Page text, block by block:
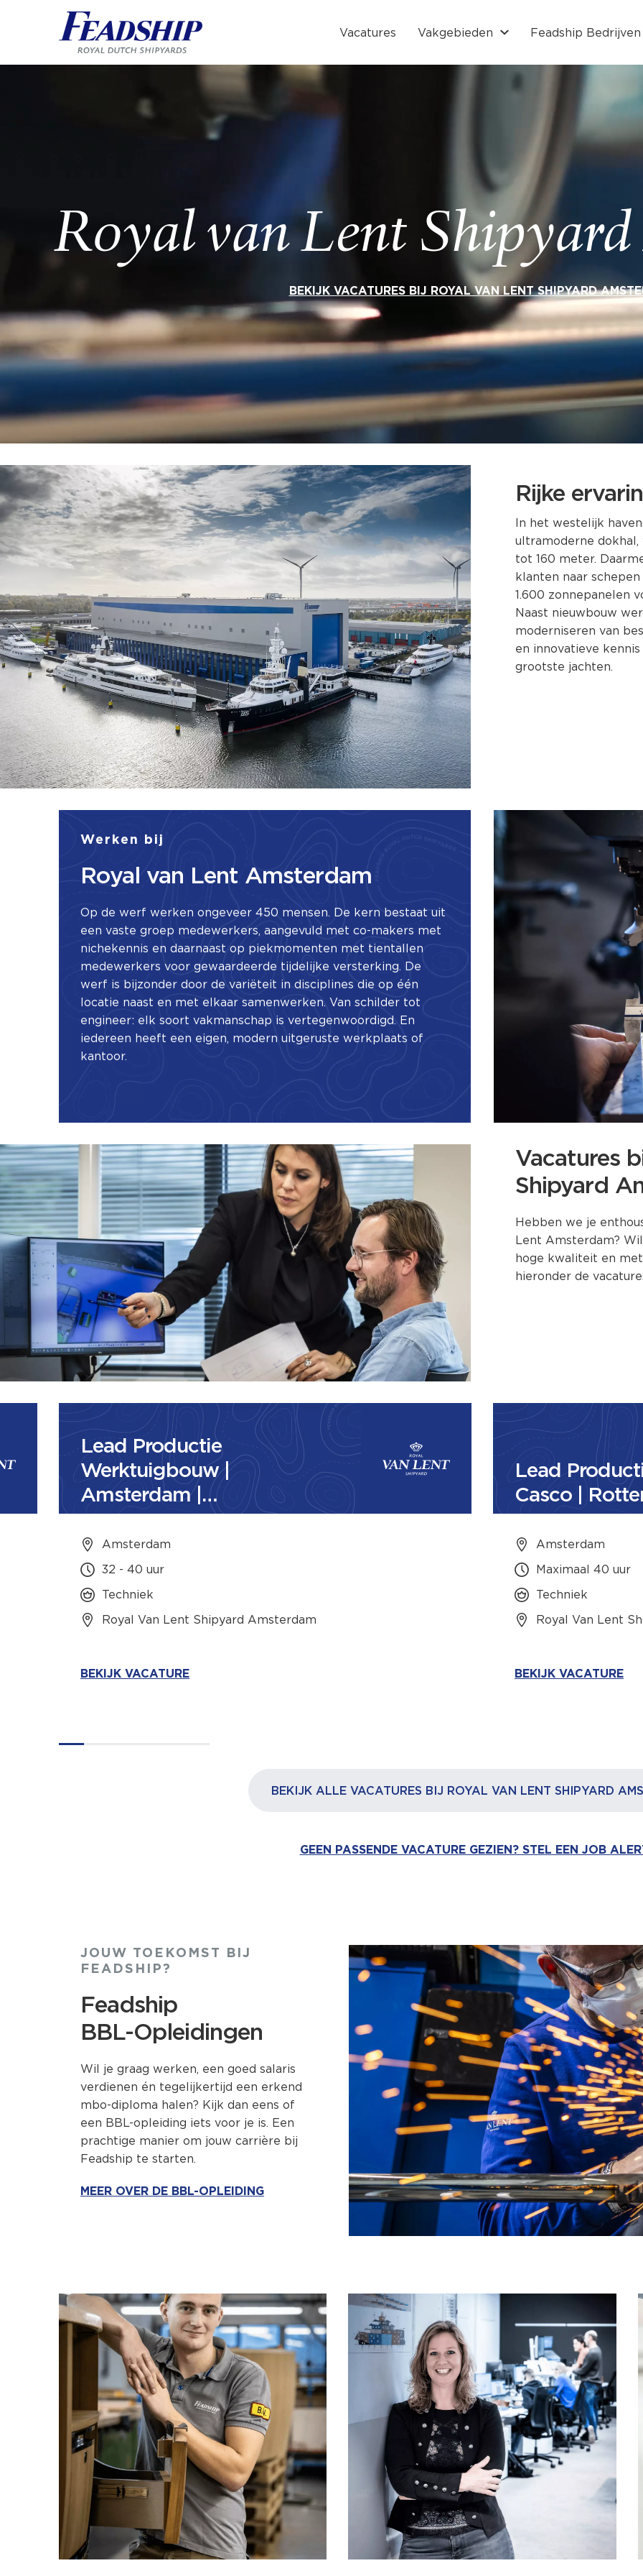
Vacatures Vakgebieden Feadship Bedrijven
Royal van Lent
BEKIJK VACATURES BIJ ROYAL VAN LENT SHIPYARD
Rijke
In het westelijk
ultramoderne
tot 160 meter.
klanten naar
1.600 zonnepanelen
Naast nieuwbouw
moderniseren van
en innovatieve
grootste jachten.
Werken bij
Royal van Lent Amsterdam
Op de werf werken ongeveer 450 mensen. De kern bestaat uit
een vaste groep medewerkers, aangevuld met co-makers met
nichekennis en daarnaast op piekmomenten met tientallen
medewerkers voor gewaardeerde tijdelijke versterking. De
werf is bijzonder door de variëteit in disciplines die op één
locatie naast en met elkaar samenwerken. Van schilder tot
engineer: elk soort vakmanschap is vertegenwoordigd. En
iedereen heeft een eigen, modern uitgeruste werkplaats of
kantoor.
Vacatures
Shipyard
Hebben we je
Lent Amsterdam?
hoge kwaliteit en
hieronder de
Lead Productie
Werktuigbouw |
Amsterdam |
Rotterdam
Amsterdam
32 - 40 uur
Techniek
Royal Van Lent Shipyard Amsterdam
BEKIJK VACATURE
Lead
Casco |
Amsterdam
Maximaal 40 uur
Techniek
Royal Van Lent
BEKIJK VACATURE
BEKIJK ALLE VACATURES BIJ ROYAL VAN LENT SHIPYARD
GEEN PASSENDE VACATURE GEZIEN? STEL EEN JOB
JOUW TOEKOMST BIJ
FEADSHIP?
Feadship
BBL-Opleidingen
Wil je graag werken, een goed salaris
verdienen én tegelijkertijd een erkend
mbo-diploma halen? Kijk dan eens of
een BBL-opleiding iets voor je is. Een
prachtige manier om jouw carrière bij
Feadship te starten.
MEER OVER DE BBL-OPLEIDING